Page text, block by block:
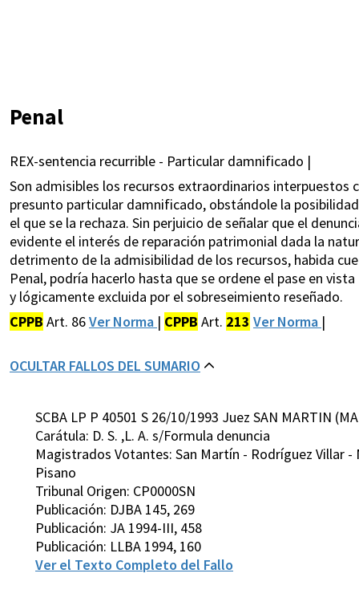
Penal
REX-sentencia recurrible - Particular damnificado |
Son admisibles los recursos extraordinarios interpuestos
presunto particular damnificado, obstándole la
el que se la rechaza. Sin perjuicio de señalar que el
evidente el interés de reparación patrimonial dada la
detrimento de la admisibilidad de los recursos, habida
Penal, podría hacerlo hasta que se ordene el pase en
y lógicamente excluida por el sobreseimiento reseñado.
CPPB Art. 86Ver Norma | CPPB Art. 213 Ver Norma |
OCULTAR FALLOS DEL SUMARIO
SCBA LP P 40501 S 26/10/1993 Juez SAN MARTIN
Carátula: D. S. ,L. A. s/Formula denuncia
Magistrados Votantes: San Martín - Rodríguez Villar
Pisano
Tribunal Origen: CP0000SN
Publicación: DJBA 145, 269
Publicación: JA 1994-III, 458
Publicación: LLBA 1994, 160
Ver el Texto Completo del Fallo